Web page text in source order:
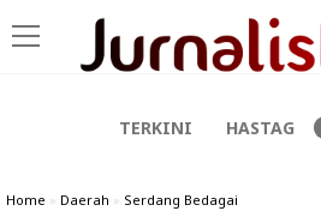
TERKINI HASTAG
Home » Daerah » Serdang Bedagai